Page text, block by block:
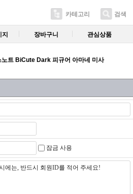
카테고리 검색
지 장바구니 관심상품
트 BiCute Dark 피규어 아마네 미사
잠금 사용